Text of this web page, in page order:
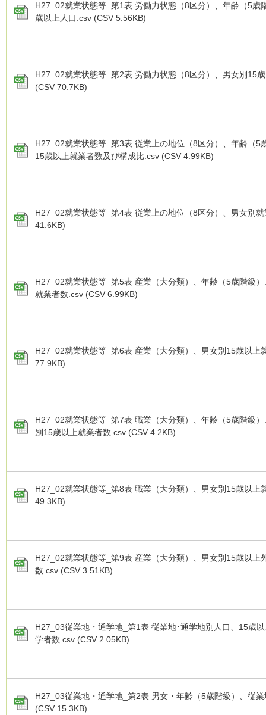
H27_02就業状態等_第1表 労働力状態（8区分）、年齢（5歳
歳以上人口.csv (CSV 5.56KB)
H27_02就業状態等_第2表 労働力状態（8区分）、男女別15
(CSV 70.7KB)
H27_02就業状態等_第3表 従業上の地位（8区分）、年齢（5
15歳以上就業者数及び構成比.csv (CSV 4.99KB)
H27_02就業状態等_第4表 従業上の地位（8区分）、男女別
41.6KB)
H27_02就業状態等_第5表 産業（大分類）、年齢（5歳階級
就業者数.csv (CSV 6.99KB)
H27_02就業状態等_第6表 産業（大分類）、男女別15歳以上
77.9KB)
H27_02就業状態等_第7表 職業（大分類）、年齢（5歳階級
別15歳以上就業者数.csv (CSV 4.2KB)
H27_02就業状態等_第8表 職業（大分類）、男女別15歳以上
49.3KB)
H27_02就業状態等_第9表 産業（大分類）、男女別15歳以上
数.csv (CSV 3.51KB)
H27_03従業地・通学地_第1表 従業地･通学地別人口、15歳
学者数.csv (CSV 2.05KB)
H27_03従業地・通学地_第2表 男女・年齢（5歳階級）、従
(CSV 15.3KB)